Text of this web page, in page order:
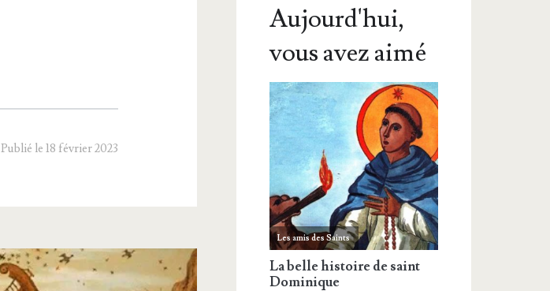
Publié le 18 février 2023
Aujourd'hui,
vous avez aimé